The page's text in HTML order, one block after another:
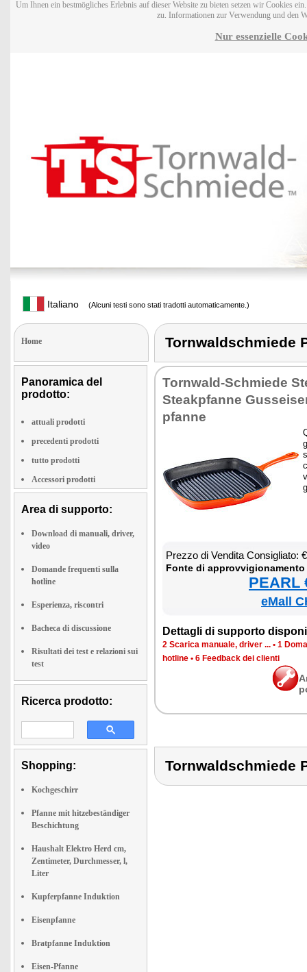
Um Ihnen ein bestmögliches Erlebnis auf dieser Website zu bieten setzen wir Cookies
zu. Informationen zur Verwendung und den
Nur essenzielle
Italiano (Alcuni testi sono stati tradotti automaticamente.)
Home
Panoramica del
prodotto:
attuali prodotti
precedenti prodotti
tutto prodotti
Accessori prodotti
Area di supporto:
Download di manuali, driver,
video
Domande frequenti sulla
hotline
Esperienza, riscontri
Bacheca di discussione
Risultati dei test e relazioni sui
test
Ricerca prodotto:
Shopping:
Kochgeschirr
Pfanne mit hitzebeständiger
Beschichtung
Haushalt Elektro Herd cm,
Zentimeter, Durchmesser, l,
Liter
Kupferpfanne Induktion
Eisenpfanne
Bratpfanne Induktion
Eisen-Pfanne
Tornwaldschmiede
Tor­n­wald-Sch­mie­de
Stea­k­p­fan­ne
p­fan­ne
Prez­zo di Ven­di­ta Con­si­glia­to:
Fon­te di
PEARL
eMall
Det­ta­gli di sup­por­to
2 Sca­ri­ca ma­nua­le, dri­ver ... • 1
ho­tli­ne • 6 Feed­back dei clien­ti
Tornwaldschmiede